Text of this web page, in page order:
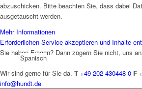
Spanisch
abzuschicken. Bitte beachten Sie, dass dabei
ausgetauscht werden.
Mehr Informationen
Erforderlichen Service akzeptieren und Inhalte
Sie haben Fragen? Dann zögern Sie nicht, uns
Wir sind gerne für Sie da. T +49 202 430448-0 F
info@hundt.de